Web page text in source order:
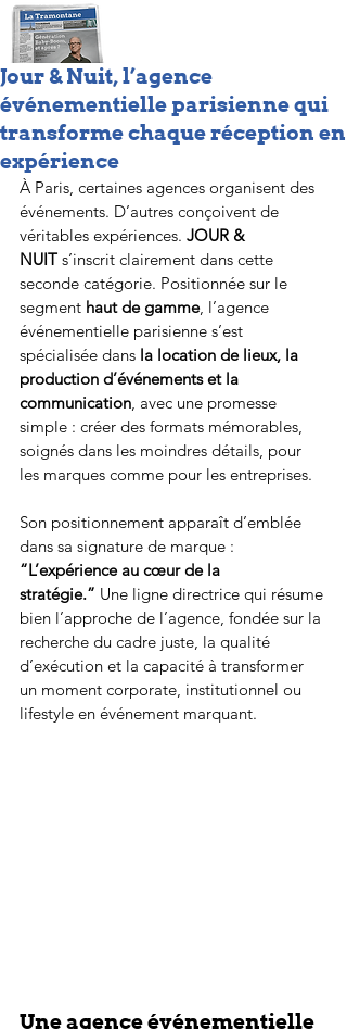
Jour & Nuit, l’agence
événementielle parisienne qui
transforme chaque réception en
expérience
À Paris, certaines agences organisent des
événements. D’autres conçoivent de
véritables expériences. JOUR &
NUIT s’inscrit clairement dans cette
seconde catégorie. Positionnée sur le
segment haut de gamme, l’agence
événementielle parisienne s’est
spécialisée dans la location de lieux, la
production d’événements et la
communication, avec une promesse
simple : créer des formats mémorables,
soignés dans les moindres détails, pour
les marques comme pour les entreprises.
Son positionnement apparaît d’emblée
dans sa signature de marque :
“L’expérience au cœur de la
stratégie.” Une ligne directrice qui résume
bien l’approche de l’agence, fondée sur la
recherche du cadre juste, la qualité
d’exécution et la capacité à transformer
un moment corporate, institutionnel ou
lifestyle en événement marquant.
Une agence événementielle